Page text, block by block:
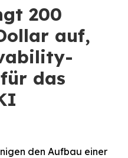
200
auf,
das
den Aufbau einer